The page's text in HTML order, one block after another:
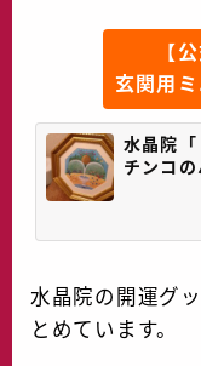
【
玄関用
水晶院
チンコ
水晶院の開運グ
とめています。